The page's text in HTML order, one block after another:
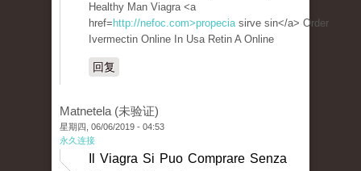
Healthy Man Viagra <a
href= http://nefoc.com>propeciasirve sin</a> Order
Ivermectin Online In Usa Retin A Online
回复
Matnetela (未验证)
星期四, 06/06/2019 - 04:53
永久连接
Il Viagra Si Puo Comprare Senza